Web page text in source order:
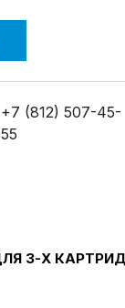
+7 (812) 507-45-
55
3-Х